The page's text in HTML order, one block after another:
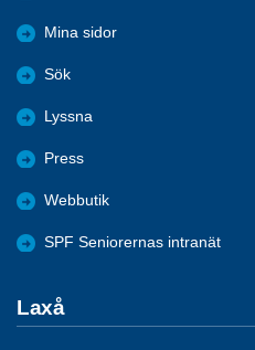
Mina sidor
Sök
Lyssna
Press
Webbutik
SPF Seniorernas intranät
Laxå